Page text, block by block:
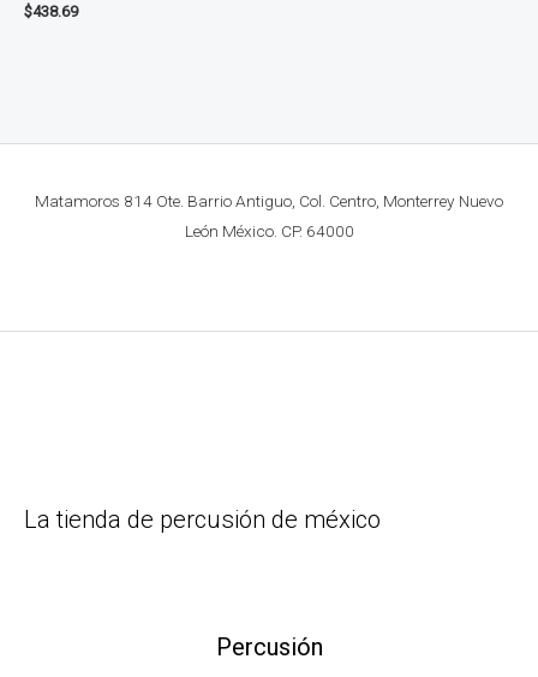
$438.69
Matamoros 814 Ote. Barrio Antiguo, Col. Centro, Monterrey Nuevo
León México. CP. 64000
La tienda de percusión de méxico
Percusión